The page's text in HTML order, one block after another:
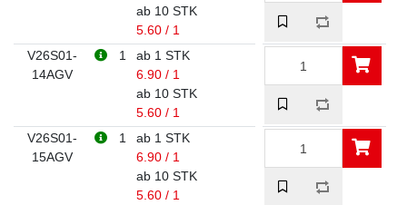
ab 10 STK
5.60 / 1
V26S01-
14AGV
1
ab 1 STK
6.90 / 1
ab 10 STK
5.60 / 1
V26S01-
15AGV
1
ab 1 STK
6.90 / 1
ab 10 STK
5.60 / 1